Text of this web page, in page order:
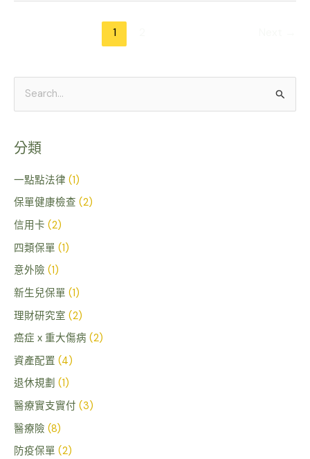
1
鍵
字
:
分類
一點點法律 (1)
保單健康檢查 (2)
信用卡 (2)
四類保單 (1)
意外險 (1)
新生兒保單 (1)
理財研究室 (2)
癌症 x 重大傷病 (2)
資產配置 (4)
退休規劃 (1)
醫療實支實付 (3)
醫療險 (8)
防疫保單 (2)